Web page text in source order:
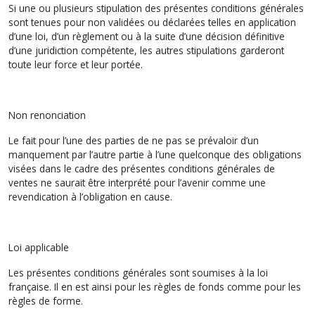
Si une ou plusieurs stipulation des présentes conditions générales
sont tenues pour non validées ou déclarées telles en application
d’une loi, d’un règlement ou à la suite d’une décision définitive
d’une juridiction compétente, les autres stipulations garderont
toute leur force et leur portée.
Non renonciation
Le fait pour l’une des parties de ne pas se prévaloir d’un
manquement par l’autre partie à l’une quelconque des obligations
visées dans le cadre des présentes conditions générales de
ventes ne saurait être interprété pour l’avenir comme une
revendication à l’obligation en cause.
Loi applicable
Les présentes conditions générales sont soumises à la loi
française. Il en est ainsi pour les règles de fonds comme pour les
règles de forme.